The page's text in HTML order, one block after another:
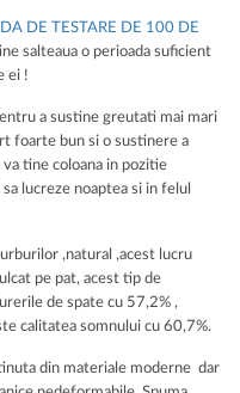
DE TESTARE DE 100 DE
salteaua o perioada suficient
ei !
a sustine greutati mai mari
foarte bun si o sustinere a
tine coloana in pozitie
lucreze noaptea si in felul
,natural ,acest lucru
pe pat, acest tip de
de spate cu 57,2% ,
calitatea somnului cu 60,7%.
din materiale moderne dar